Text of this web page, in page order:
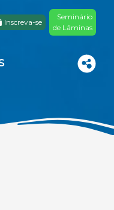
Inscreva-se
Seminário
de Lâminas